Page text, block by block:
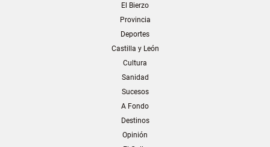
El Bierzo
Provincia
Deportes
Castilla y León
Cultura
Sanidad
Sucesos
A Fondo
Destinos
Opinión